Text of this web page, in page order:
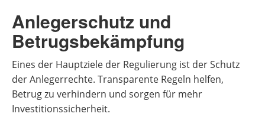
Anlegerschutz und
Betrugsbekämpfung
Eines der Hauptziele der Regulierung ist der Schutz
der Anlegerrechte. Transparente Regeln helfen,
Betrug zu verhindern und sorgen für mehr
Investitionssicherheit.